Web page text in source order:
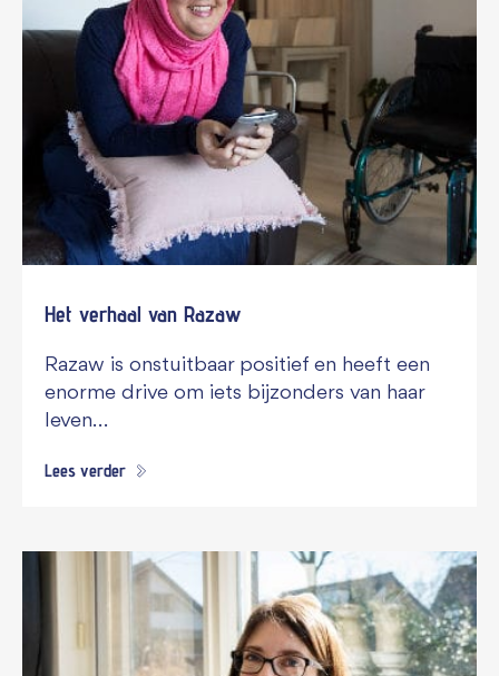
Het verhaal van Razaw
Razaw is onstuitbaar positief en heeft een
enorme drive om iets bijzonders van haar
leven…
Lees verder